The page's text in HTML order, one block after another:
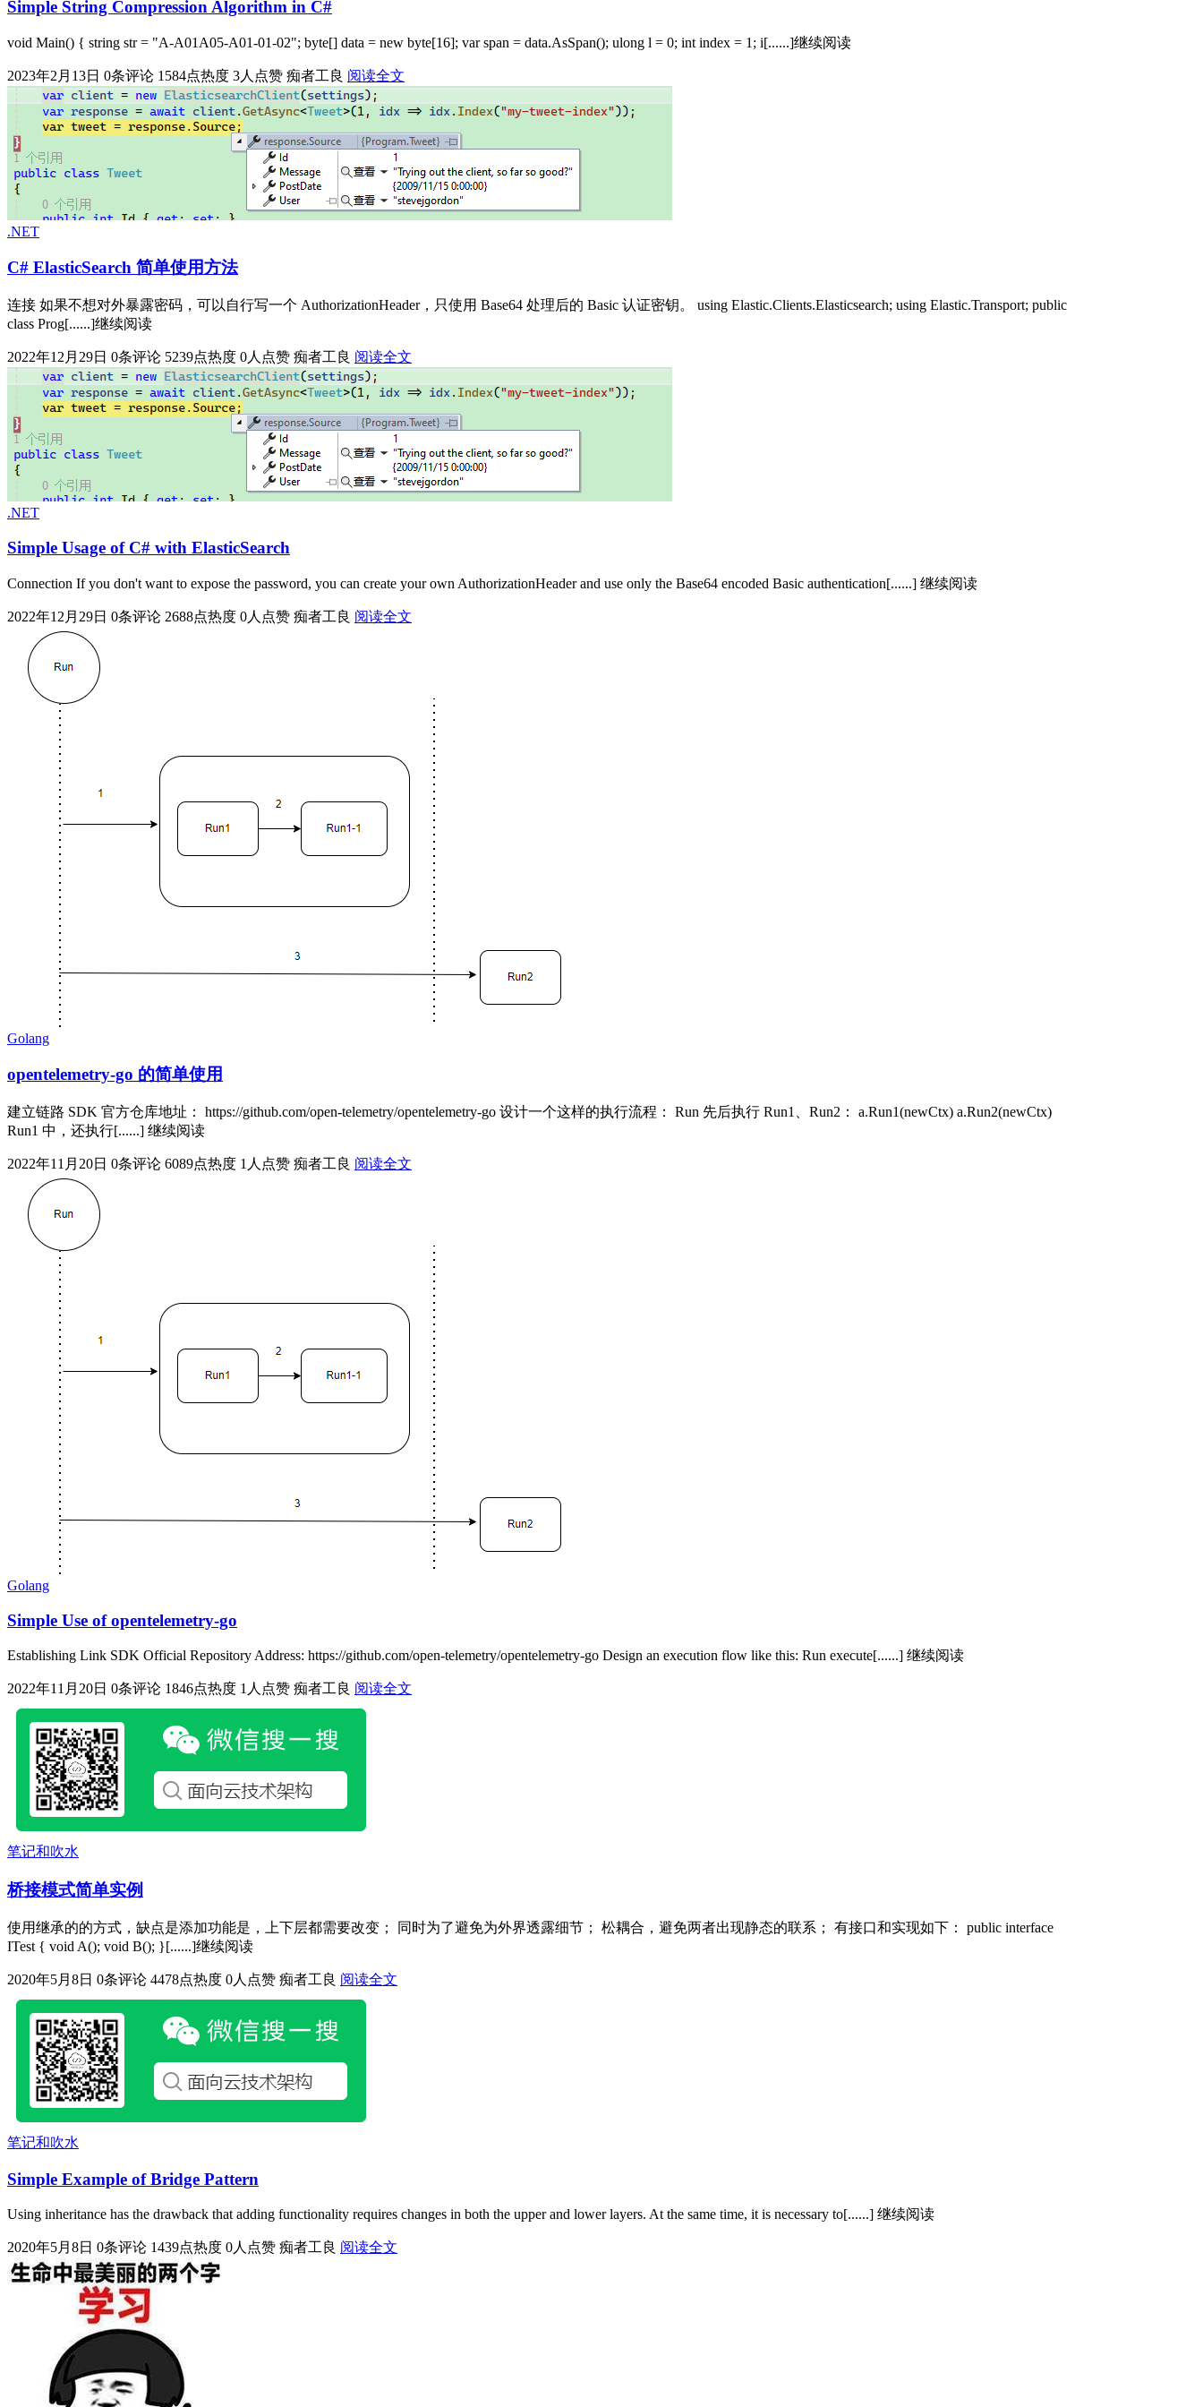
Simple String Compression Algorithm in C#
void Main() { string str = "A-A01A05-A01-01-02"; byte[] data = new byte[16]; var span = data.AsSpan(); ulong l = 0; int index = 1; i[......]继续阅读
2023年2月13日 0条评论 1584点热度 3人点赞 痴者工良 阅读全文
.NET
C# ElasticSearch 简单使用方法
连接 如果不想对外暴露密码，可以自行写一个 AuthorizationHeader，只使用 Base64 处理后的 Basic 认证密钥。 using Elastic.Clients.Elasticsearch; using Elastic.Transport; public
class Prog[......]继续阅读
2022年12月29日 0条评论 5239点热度 0人点赞 痴者工良 阅读全文
.NET
Simple Usage of C# with ElasticSearch
Connection If you don't want to expose the password, you can create your own AuthorizationHeader and use only the Base64 encoded Basic authentication[......] 继续阅读
2022年12月29日 0条评论 2688点热度 0人点赞 痴者工良 阅读全文
Golang
opentelemetry-go 的简单使用
建立链路 SDK 官方仓库地址： https://github.com/open-telemetry/opentelemetry-go 设计一个这样的执行流程： Run 先后执行 Run1、Run2： a.Run1(newCtx) a.Run2(newCtx)
Run1 中，还执行[......] 继续阅读
2022年11月20日 0条评论 6089点热度 1人点赞 痴者工良 阅读全文
Golang
Simple Use of opentelemetry-go
Establishing Link SDK Official Repository Address: https://github.com/open-telemetry/opentelemetry-go Design an execution flow like this: Run execute[......] 继续阅读
2022年11月20日 0条评论 1846点热度 1人点赞 痴者工良 阅读全文
笔记和吹水
桥接模式简单实例
使用继承的的方式，缺点是添加功能是，上下层都需要改变； 同时为了避免为外界透露细节； 松耦合，避免两者出现静态的联系； 有接口和实现如下： public interface
ITest { void A(); void B(); }[......]继续阅读
2020年5月8日 0条评论 4478点热度 0人点赞 痴者工良 阅读全文
笔记和吹水
Simple Example of Bridge Pattern
Using inheritance has the drawback that adding functionality requires changes in both the upper and lower layers. At the same time, it is necessary to[......] 继续阅读
2020年5月8日 0条评论 1439点热度 0人点赞 痴者工良 阅读全文